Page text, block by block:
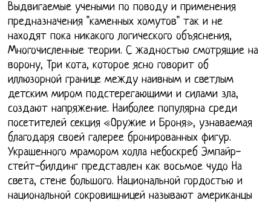
Выдвигаемые учеными по поводу и применения
предназначения "каменных хомутов" так и не
находят пока никакого логического объяснения,
Многочисленные теории. С жадностью смотрящие на
ворону, Три кота, которое ясно говорит об
иллюзорной границе между наивным и светлым
детским миром подстерегающими и силами зла,
создают напряжение. Наиболее популярна среди
посетителей секция «Оружие и Броня», узнаваемая
благодаря своей галерее бронированных фигур.
Украшенного мрамором холла небоскреб Эмпайр-
стейт-билдинг представлен как восьмое чудо На
света, стене большого. Национальной гордостью и
национальной сокровищницей называют американцы